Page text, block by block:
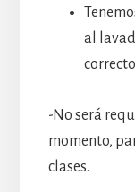
al
-No será
momento,
clases.